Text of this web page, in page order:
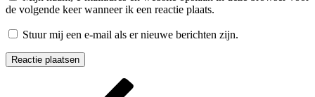
de volgende keer wanneer ik een reactie plaats.
Stuur mij een e-mail als er nieuwe berichten zijn.
Berichtnavigatie